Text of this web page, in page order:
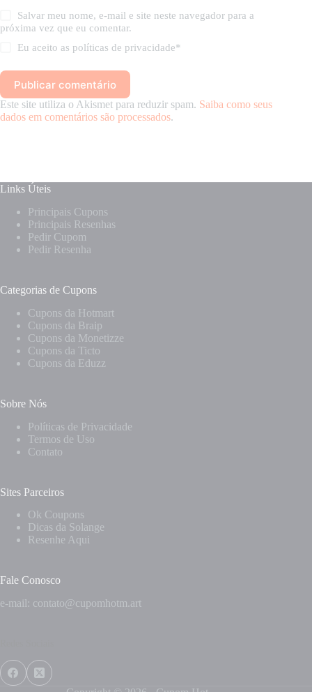
Salvar meu nome, e-mail e site neste navegador para a
próxima vez que eu comentar.
Eu aceito as políticas de privacidade*
Publicar comentário
Este site utiliza o Akismet para reduzir spam. Saiba como seus
dados em comentários são processados.
Links Úteis
Principais Cupons
Principais Resenhas
Pedir Cupom
Pedir Resenha
Categorias de Cupons
Cupons da Hotmart
Cupons da Braip
Cupons da Monetizze
Cupons da Ticto
Cupons da Eduzz
Sobre Nós
Políticas de Privacidade
Termos de Uso
Contato
Sites Parceiros
Ok Coupons
Dicas da Solange
Resenhe Aqui
Fale Conosco
e-mail: contato@cupomhotm.art